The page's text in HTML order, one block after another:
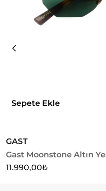
Sepete Ekle
GAST
Gast Moonstone Altın
11.990,00₺